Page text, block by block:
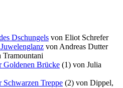
Dschungels von Eliot Schrefer
von Andreas Dutter
Goldenen Brücke (1) von Julia
Schwarzen Treppe (2) von Dippel,